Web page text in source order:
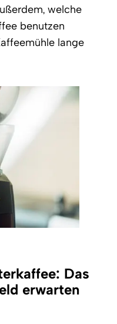
welche
benutzen
lange
Das
erwarten